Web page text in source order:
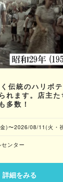
伝統のハリボ
れます。店主た
多数！
)〜2026/08/11(火・
ンター
詳細をみる